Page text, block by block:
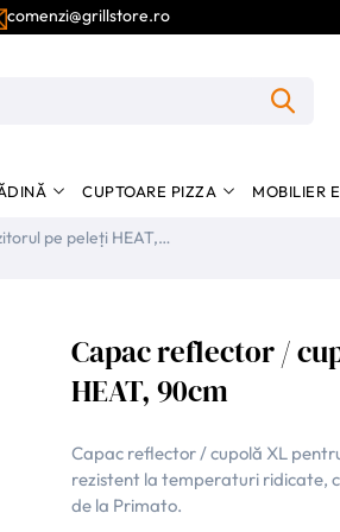
comenzi@grillstore.ro
CUPTOARE PIZZA MOBILIER
pe peleți HEAT,
Capac reflector /
HEAT, 90cm
Capac reflector / cupolă XL
rezistent la temperaturi ridicate,
de la Primato.